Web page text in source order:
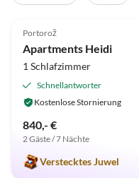
Portorož
Apartments Heidi
1 Schlafzimmer
Schnellantworter
Kostenlose Stornierung
840,- €
2 Gäste / 7 Nächte
Verstecktes Juwel